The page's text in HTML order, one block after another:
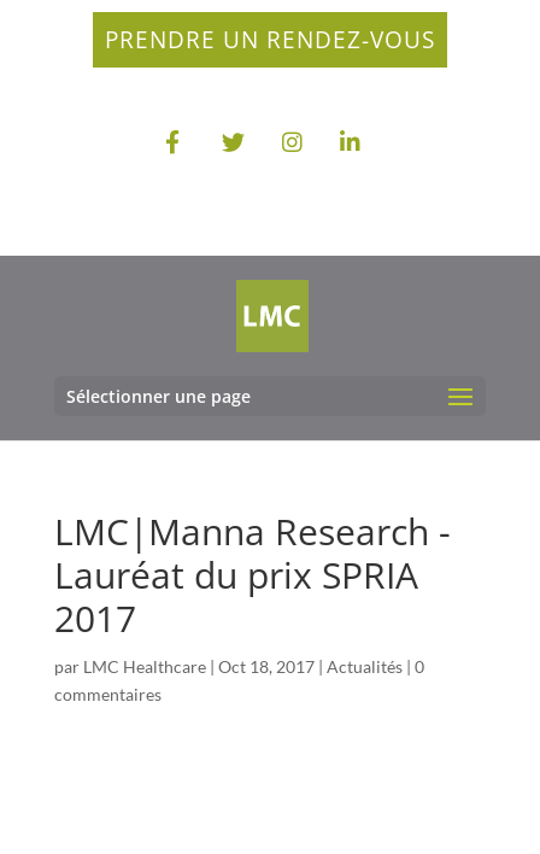
PRENDRE UN RENDEZ-VOUS
Sélectionner une page
LMC|Manna Research -
Lauréat du prix SPRIA
2017
par LMC Healthcare| Oct 18, 2017| Actualités| 0
commentaires